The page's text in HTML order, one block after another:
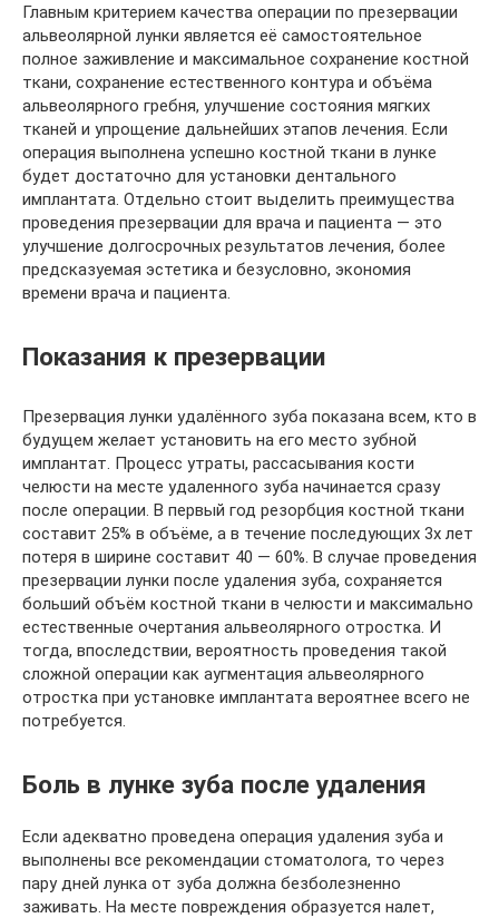
Главным критерием качества операции по презервации
альвеолярной лунки является её самостоятельное
полное заживление и максимальное сохранение костной
ткани, сохранение естественного контура и объёма
альвеолярного гребня, улучшение состояния мягких
тканей и упрощение дальнейших этапов лечения. Если
операция выполнена успешно костной ткани в лунке
будет достаточно для установки дентального
имплантата. Отдельно стоит выделить преимущества
проведения презервации для врача и пациента — это
улучшение долгосрочных результатов лечения, более
предсказуемая эстетика и безусловно, экономия
времени врача и пациента.
Показания к презервации
Презервация лунки удалённого зуба показана всем, кто в
будущем желает установить на его место зубной
имплантат. Процесс утраты, рассасывания кости
челюсти на месте удаленного зуба начинается сразу
после операции. В первый год резорбция костной ткани
составит 25% в объёме, а в течение последующих 3х лет
потеря в ширине составит 40 — 60%. В случае проведения
презервации лунки после удаления зуба, сохраняется
больший объём костной ткани в челюсти и максимально
естественные очертания альвеолярного отростка. И
тогда, впоследствии, вероятность проведения такой
сложной операции как аугментация альвеолярного
отростка при установке имплантата вероятнее всего не
потребуется.
Боль в лунке зуба после удаления
Если адекватно проведена операция удаления зуба и
выполнены все рекомендации стоматолога, то через
пару дней лунка от зуба должна безболезненно
заживать. На месте повреждения образуется налет,